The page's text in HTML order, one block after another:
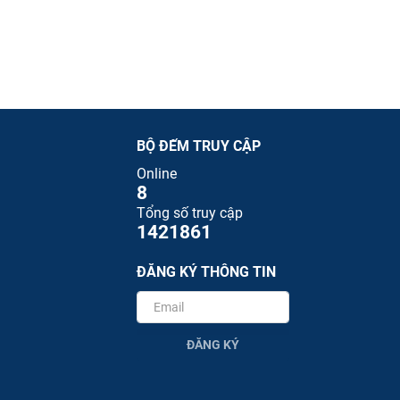
BỘ ĐẾM TRUY CẬP
Online
8
Tổng số truy cập
1421861
ĐĂNG KÝ THÔNG TIN
ĐĂNG KÝ